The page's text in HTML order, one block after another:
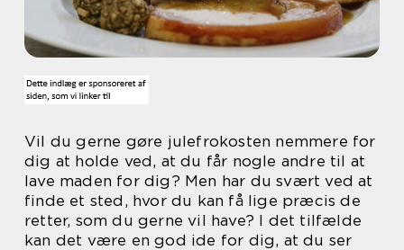
Vil du gerne gøre julefrokosten nemmere for
dig at holde ved, at du får nogle andre til at
lave maden for dig? Men har du svært ved at
finde et sted, hvor du kan få lige præcis de
retter, som du gerne vil have? I det tilfælde
kan det være en god ide for dig, at du ser